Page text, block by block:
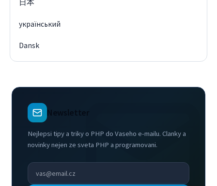
日本
український
Dansk
Newsletter
Nejlepsi tipy a triky o PHP do Vaseho e-mailu. Clanky a
novinky nejen ze sveta PHP a programovani.